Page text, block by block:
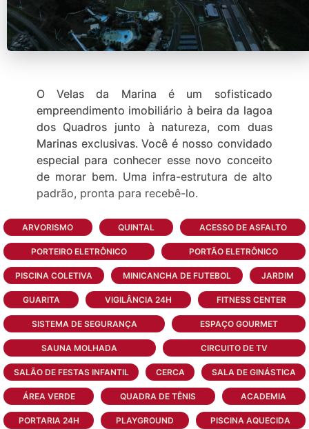
O Velas da Marina é um sofisticado
empreendimento imobiliário à beira da lagoa
dos Quadros junto à natureza, com duas
Marinas exclusivas. Você é nosso convidado
especial para conhecer esse novo conceito
de morar bem. Uma infra-estrutura de alto
padrão, pronta para recebê-lo.
ARVORISMO QUINTAL ACESSO DE ASFALTO
PORTEIRO ELETRÔNICO PORTÃO ELETRÔNICO
PISCINA COLETIVA MINICANCHA DE FUTEBOL JARDIM
GUARITA VIGILÂNCIA 24H FITNESS CENTER
SISTEMA DE SEGURANÇA ESPAÇO GOURMET
SAUNA MOLHADA CIRCUITO DE TV
SALÃO DE FESTAS INFANTIL CERCA SALA DE GINÁSTICA
ÁREA VERDE QUADRA DE TÊNIS ACADEMIA
PORTARIA 24H PLAYGROUND PISCINA AQUECIDA